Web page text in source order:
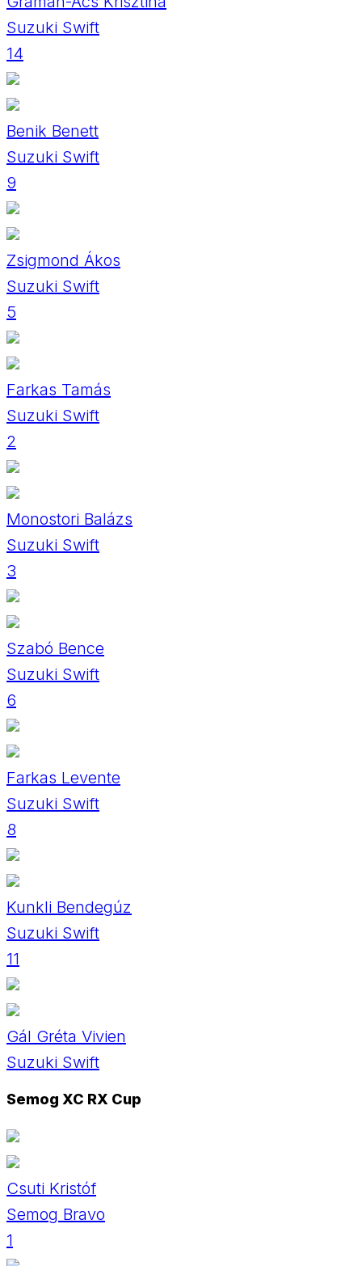
Suzuki Swift
14
Benik Benett
Suzuki Swift
9
Zsigmond Ákos
Suzuki Swift
5
Farkas Tamás
Suzuki Swift
2
Monostori Balázs
Suzuki Swift
3
Szabó Bence
Suzuki Swift
6
Farkas Levente
Suzuki Swift
8
Kunkli Bendegúz
Suzuki Swift
11
Gál Gréta Vivien
Suzuki Swift
Semog XC RX Cup
Csuti Kristóf
Semog Bravo
1